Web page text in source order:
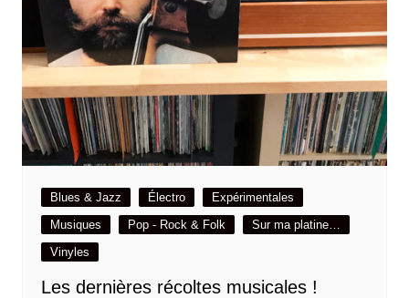
Blues & Jazz Électro
Expérimentales
Musiques
Pop - Rock & Folk
Sur ma platine…
Vinyles
Les dernières récoltes musicales !